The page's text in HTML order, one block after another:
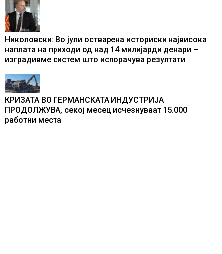
Николовски: Во јули остварена историски највисока
наплата на приходи од над 14 милијарди денари –
изградивме систем што испорачува резултати
КРИЗАТА ВО ГЕРМАНСКАТА ИНДУСТРИЈА
ПРОДОЛЖУВА, секој месец исчезнуваат 15.000
работни места